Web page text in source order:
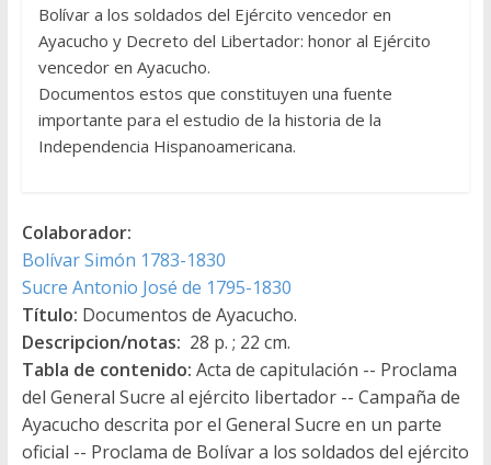
Bolívar a los soldados del Ejército vencedor en
Ayacucho y Decreto del Libertador: honor al Ejército
vencedor en Ayacucho.
Documentos estos que constituyen una fuente
importante para el estudio de la historia de la
Independencia Hispanoamericana.
Colaborador:
Bolívar Simón 1783-1830
Sucre Antonio José de 1795-1830
Título: Documentos de Ayacucho.
Descripcion/notas: 28 p. ; 22 cm.
Tabla de contenido: Acta de capitulación -- Proclama
del General Sucre al ejército libertador -- Campaña de
Ayacucho descrita por el General Sucre en un parte
oficial -- Proclama de Bolívar a los soldados del ejército